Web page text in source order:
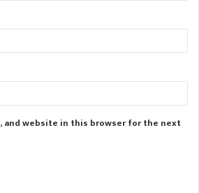
and website in this browser for the next